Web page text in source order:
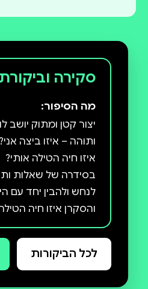
סקירה
מה הסיפור:
יצור קטן ומתוק יושב
בסידרה של שאלות
לנחש ולהבין יחד עם
והסקרן איזו חיה
נפגוש חיות שונות
נתרגש יחד לגלות את
לכל הביקורות